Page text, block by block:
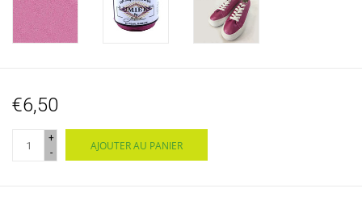
€6,50
+
-
AJOUTER AU PANIER